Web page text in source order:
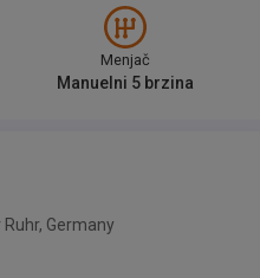
Menjač
Manuelni 5 brzina
Germany